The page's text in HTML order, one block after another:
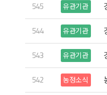
545 유관기관
544 유관기관
543 유관기관
542 농정소식